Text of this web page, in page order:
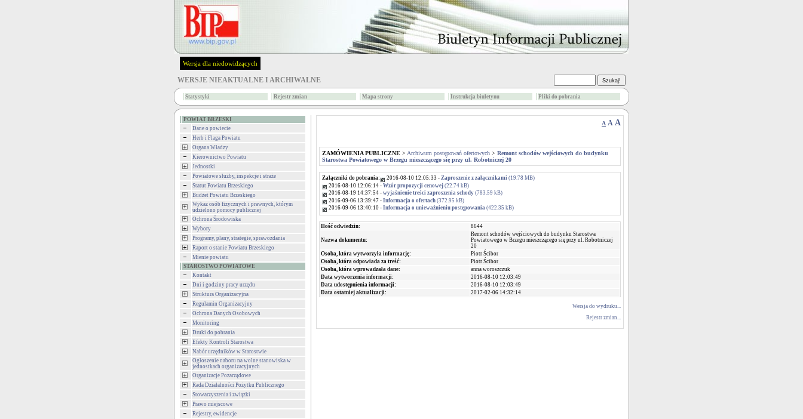
Wersja dla niedowidzących
WERSJE NIEAKTUALNE I ARCHIWALNE
Statystyki Rejestr zmian Mapa strony Instrukcja biuletynu Pliki do pobrania
POWIAT BRZESKI
Dane o powiecie
Herb i Flaga Powiatu
Organa Władzy
Kierownictwo Powiatu
Jednostki
Powiatowe służby, inspekcje i straże
Statut Powiatu Brzeskiego
Budżet Powiatu Brzeskiego
Wykaz osób fizycznych i prawnych, którym
udzielono pomocy publicznej
Ochrona Środowiska
Wybory
Programy, plany, strategie, sprawozdania
Raport o stanie Powiatu Brzeskiego
Mienie powiatu
STAROSTWO POWIATOWE
Kontakt
Dni i godziny pracy urzędu
Struktura Organizacyjna
Regulamin Organizacyjny
Ochrona Danych Osobowych
Monitoring
Druki do pobrania
Efekty Kontroli Starostwa
Nabór urzędników w Starostwie
Ogłoszenie naboru na wolne stanowiska w
jednostkach organizacyjnych
Organizacje Pozarządowe
Rada Działalności Pożytku Publicznego
Stowarzyszenia i związki
Prawo miejscowe
Rejestry, ewidencje
A A A
ZAMÓWIENIA PUBLICZNE > Archiwum postępowań ofertowych > Remont schodów wejściowych do budynku
Starostwa Powiatowego w Brzegu mieszczącego się przy ul. Robotniczej 20
Załączniki do pobrania: 2016-08-10 12:05:33 - Zaproszenie z załącznikami (19.78 MB)
2016-08-10 12:06:14 - Wzór propozycji cenowej (22.74 kB)
2016-08-19 14:37:54 - wyjaśnienie treści zaproszenia schody (783.59 kB)
2016-09-06 13:39:47 - Informacja o ofertach (372.95 kB)
2016-09-06 13:40:10 - Informacja o unieważnieniu postępowania (422.35 kB)
Ilość odwiedzin: 8644
Nazwa dokumentu:
Remont schodów wejściowych do budynku Starostwa
Powiatowego w Brzegu mieszczącego się przy ul. Robotniczej
20
Osoba, która wytworzyła informację:
Piotr Ścibor
Osoba, która odpowiada za treść:
Piotr Ścibor
Osoba, która wprowadzała dane:
anna woroszczuk
Data wytworzenia informacji:
2016-08-10 12:03:49
Data udostępnienia informacji:
2016-08-10 12:03:49
Data ostatniej aktualizacji:
2017-02-06 14:32:14
Wersja do wydruku...
Rejestr zmian...